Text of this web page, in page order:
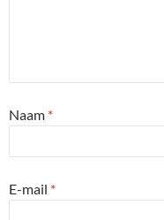
Naam *
E-mail *